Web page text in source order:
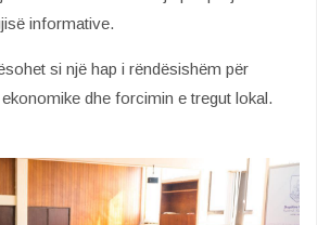
informative.
si një hap i rëndësishëm për
dhe forcimin e tregut lokal.